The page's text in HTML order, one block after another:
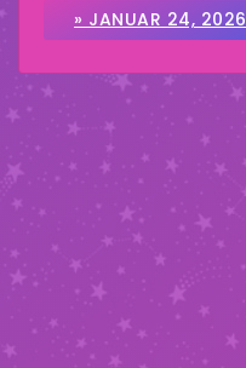
» JANUAR 24, 2026